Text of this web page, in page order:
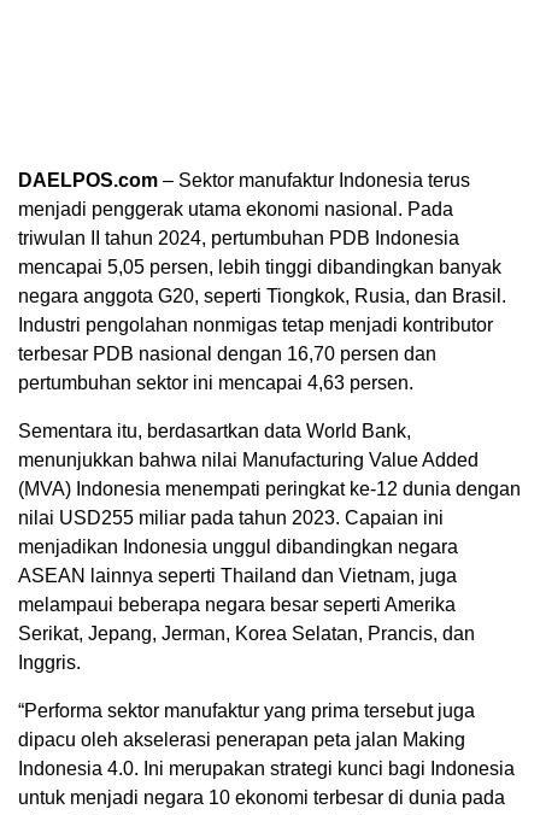
DAELPOS.com – Sektor manufaktur Indonesia terus
menjadi penggerak utama ekonomi nasional. Pada
triwulan II tahun 2024, pertumbuhan PDB Indonesia
mencapai 5,05 persen, lebih tinggi dibandingkan banyak
negara anggota G20, seperti Tiongkok, Rusia, dan Brasil.
Industri pengolahan nonmigas tetap menjadi kontributor
terbesar PDB nasional dengan 16,70 persen dan
pertumbuhan sektor ini mencapai 4,63 persen.
Sementara itu, berdasartkan data World Bank,
menunjukkan bahwa nilai Manufacturing Value Added
(MVA) Indonesia menempati peringkat ke-12 dunia dengan
nilai USD255 miliar pada tahun 2023. Capaian ini
menjadikan Indonesia unggul dibandingkan negara
ASEAN lainnya seperti Thailand dan Vietnam, juga
melampaui beberapa negara besar seperti Amerika
Serikat, Jepang, Jerman, Korea Selatan, Prancis, dan
Inggris.
“Performa sektor manufaktur yang prima tersebut juga
dipacu oleh akselerasi penerapan peta jalan Making
Indonesia 4.0. Ini merupakan strategi kunci bagi Indonesia
untuk menjadi negara 10 ekonomi terbesar di dunia pada